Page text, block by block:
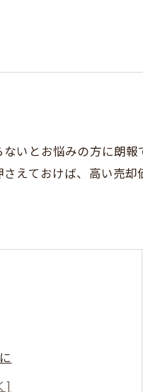
いとお悩みの方に朗
えておけば、高い売
る